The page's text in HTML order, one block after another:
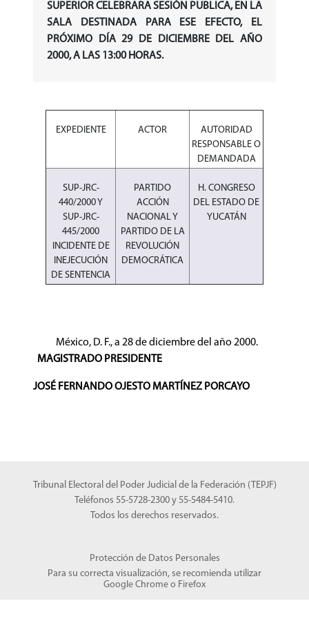
SUPERIOR CELEBRARA SESIÓN PUBLICA, EN LA
SALA DESTINADA PARA ESE EFECTO, EL
PRÓXIMO DÍA 29 DE DICIEMBRE DEL AÑO
2000, A LAS 13:00 HORAS.
EXPEDIENTE ACTOR
AUTORIDAD
RESPONSABLE O
DEMANDADA
SUP-JRC-
440/2000 Y
SUP-JRC-
445/2000
INCIDENTE DE
INEJECUCIÓN
DE SENTENCIA
PARTIDO
ACCIÓN
NACIONAL Y
PARTIDO DE LA
REVOLUCIÓN
DEMOCRÁTICA
H. CONGRESO
DEL ESTADO DE
YUCATÁN
México, D. F., a 28 de diciembre del año 2000.
MAGISTRADO PRESIDENTE
JOSÉ FERNANDO OJESTO MARTÍNEZ PORCAYO
Tribunal Electoral del Poder Judicial de la Federación (TEPJF)
Teléfonos 55-5728-2300 y 55-5484-5410.
Todos los derechos reservados.
Protección de Datos Personales
Para su correcta visualización, se recomienda utilizar
Google Chrome o Firefox